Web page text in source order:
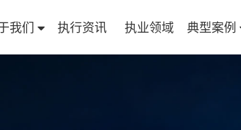
我们 执行资讯 执业领域 典型案例